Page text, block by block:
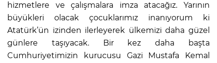
hizmetlere ve çalışmalara imza atacağız. Yarının
büyükleri olacak çocuklarımız inanıyorum ki
Atatürk’ün izinden ilerleyerek ülkemizi daha güzel
günlere taşıyacak. Bir kez daha başta
Cumhuriyetimizin kurucusu Gazi Mustafa Kemal